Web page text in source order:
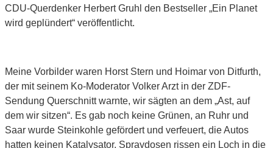
CDU-Querdenker Herbert Gruhl den Bestseller „Ein Planet
wird geplündert“ veröffentlicht.
Meine Vorbilder waren Horst Stern und Hoimar von Ditfurth,
der mit seinem Ko-Moderator Volker Arzt in der ZDF-
Sendung Querschnitt warnte, wir sägten an dem „Ast, auf
dem wir sitzen“. Es gab noch keine Grünen, an Ruhr und
Saar wurde Steinkohle gefördert und verfeuert, die Autos
hatten keinen Katalysator, Spraydosen rissen ein Loch in die